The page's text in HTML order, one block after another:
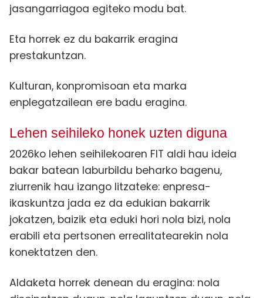
jasangarriagoa egiteko modu bat.
Eta horrek ez du bakarrik eragina
prestakuntzan.
Kulturan, konpromisoan eta marka
enplegatzailean ere badu eragina.
Lehen seihileko honek uzten diguna
2026ko lehen seihilekoaren FIT aldi hau ideia
bakar batean laburbildu beharko bagenu,
ziurrenik hau izango litzateke: enpresa-
ikaskuntza jada ez da edukian bakarrik
jokatzen, baizik eta eduki hori nola bizi, nola
erabili eta pertsonen errealitatearekin nola
konektatzen den.
Aldaketa horrek denean du eragina: nola